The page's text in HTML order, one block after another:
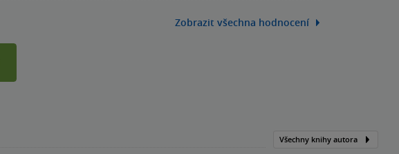
Zobrazit všechna hodnocení
Všechny knihy autora